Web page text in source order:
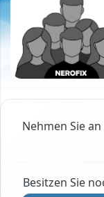
Nehmen Sie
Besitzen Sie